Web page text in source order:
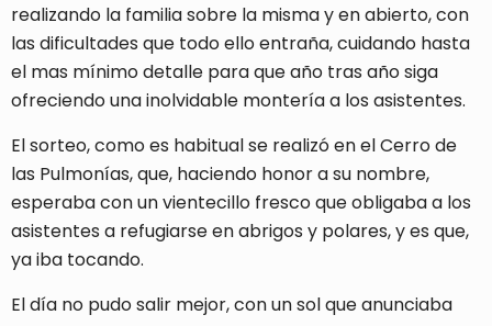
realizando la familia sobre la misma y en abierto, con
las dificultades que todo ello entraña, cuidando hasta
el mas mínimo detalle para que año tras año siga
ofreciendo una inolvidable montería a los asistentes.
El sorteo, como es habitual se realizó en el Cerro de
las Pulmonías, que, haciendo honor a su nombre,
esperaba con un vientecillo fresco que obligaba a los
asistentes a refugiarse en abrigos y polares, y es que,
ya iba tocando.
El día no pudo salir mejor, con un sol que anunciaba